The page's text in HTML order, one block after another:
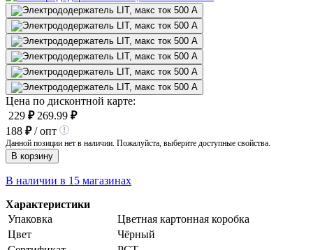
Цена по дисконтной карте:
229 ₽ 269.99 ₽
188 ₽/ опт
Данной позиции нет в наличии. Пожалуйста, выберите доступные свойства.
В корзину
В наличии в 15 магазинах
Характеристики
Упаковка
Цветная картонная коробка
Цвет
Чёрный